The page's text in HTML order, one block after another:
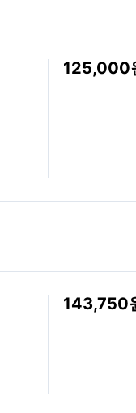
125,000
143,750